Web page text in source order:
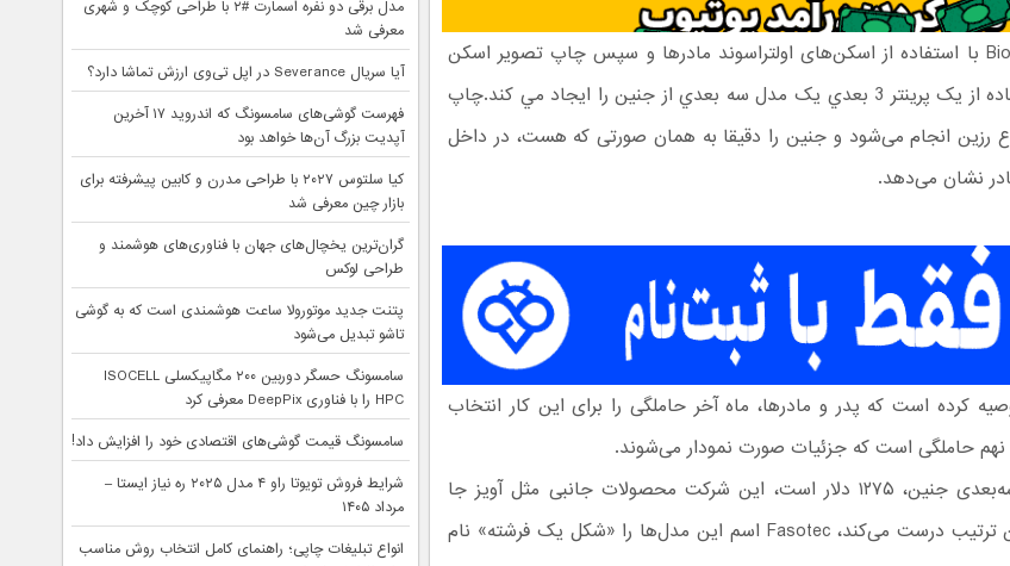
فن آوري Bio-Texture با استفاده از اسکن‌های اولتراسوند مادرها و سپس چاپ تصوير اسکن
شده جنين با استفاده از يک پرينتر 3 بعدي يک مدل سه بعدي از جنين را ايجاد مي کند.چاپ
رزین انجام می‌شود و جنین را دقیقا به همان صورتی که هست، در داخل
نشان می‌دهد.
کرده است که پدر و مادرها، ماه آخر حاملگی را برای این کار انتخاب
نهم حاملگی است که جزئیات صورت نمودار می‌شوند.
قیمت یک چاپ سه‌بعدی جنین، ۱۲۷۵ دلار است، این شرکت محصولات جانبی مثل آویز جا
کلیدی هم به همین ترتیب درست می‌کند، Fasotec اسم این مدل‌ها را «شکل یک فرشته» نام
مدل برقی دو نفره اسمارت #۲ با طراحی کوچک و شهری
معرفی شد
آیا سریال Severance در اپل تی‌وی ارزش تماشا دارد؟
فهرست گوشی‌های سامسونگ که اندروید ۱۷ آخرین
آپدیت بزرگ آن‌ها خواهد بود
کیا سلتوس ۲۰۲۷ با طراحی مدرن و کابین پیشرفته برای
بازار چین معرفی شد
گران‌ترین یخچال‌های جهان با فناوری‌های هوشمند و
طراحی لوکس
پتنت جدید موتورولا ساعت هوشمندی است که به گوشی
تاشو تبدیل می‌شود
سامسونگ حسگر دوربین ۲۰۰ مگاپیکسلی ISOCELL
HPC را با فناوری DeepPix معرفی کرد
سامسونگ قیمت گوشی‌های اقتصادی خود را افزایش داد!
شرایط فروش تویوتا راو ۴ مدل ۲۰۲۵ ره نیاز ایستا –
مرداد ۱۴۰۵
انواع تبلیغات چاپی؛ راهنمای کامل انتخاب روش مناسب